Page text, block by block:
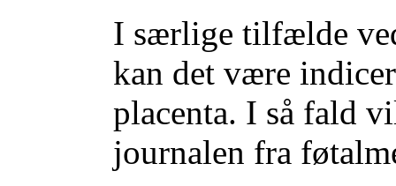
I særlige tilfælde
kan det være
placenta. I så fald
journalen fra